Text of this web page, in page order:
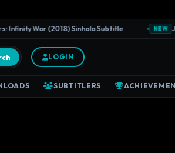
War (2018) Sinhala Subtitle NEW
LOGIN
SUBTITLERS